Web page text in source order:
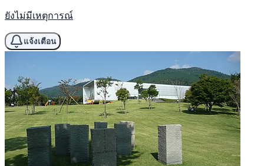
ยังไม่มีเหตุการณ์
แจ้งเตือน